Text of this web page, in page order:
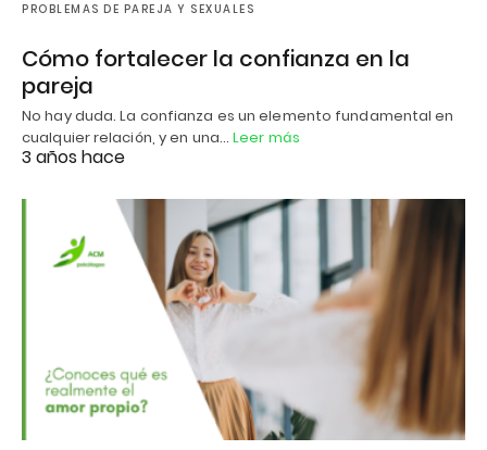
PROBLEMAS DE PAREJA Y SEXUALES
Cómo fortalecer la confianza en la
pareja
No hay duda. La confianza es un elemento fundamental en
cualquier relación, y en una…Leer más
3 años hace